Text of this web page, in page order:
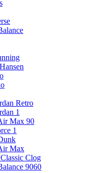
Retro
1
Max 90
1
Max
Clog
9060